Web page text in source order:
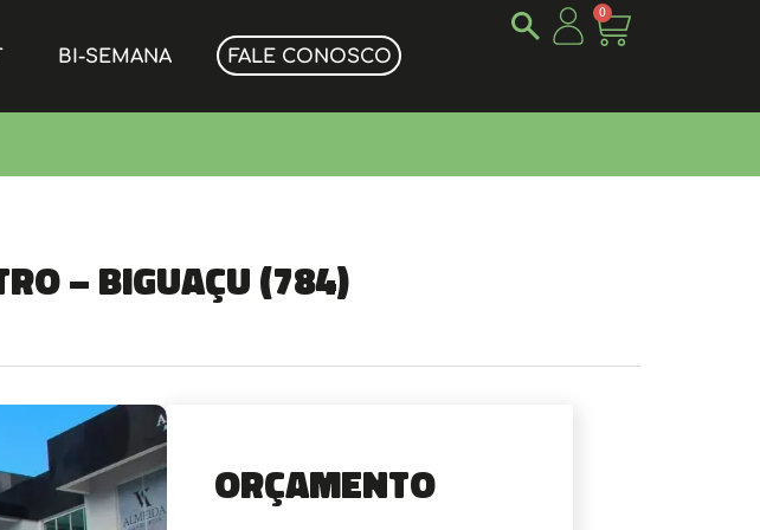
BI-SEMANA FALE CONOSCO
0
– Biguaçu (784)
Orçamento